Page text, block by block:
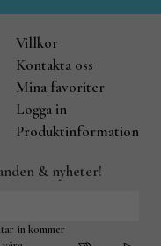
Villkor
Kontakta oss
Mina favoriter
Logga in
Produktinformation
& nyheter!
in kommer